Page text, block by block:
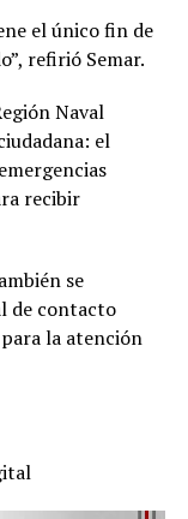
el único fin de
refirió Semar.
Naval
el
recibir
se
de contacto
la atención